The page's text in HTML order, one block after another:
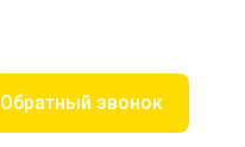
Обратный звонок